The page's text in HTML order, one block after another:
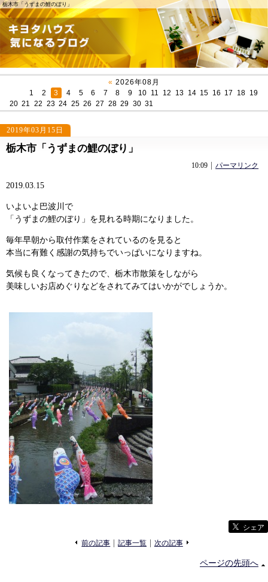
栃木市「うずまの鯉のぼり」
« 2026年08月
1
2 3 4 5 6 7 8 9 10 11 12 13 14 15 16 17 18 19
20 21 22 23 24 25 26 27 28 29 30 31
2019年03月15日
栃木市「うずまの鯉のぼり」
10:09 パーマリンク
2019.03.15
いよいよ巴波川で
「うずまの鯉のぼり」を見れる時期になりました。
毎年早朝から取付作業をされているのを見ると
本当に有難く感謝の気持ちでいっぱいになりますね。
気候も良くなってきたので、栃木市散策をしながら
美味しいお店めぐりなどをされてみてはいかがでしょうか。
シェア
«
前の記事
「手摺り」
記事一覧 次の記事
「ＬＥＤ」
ページの先頭へ